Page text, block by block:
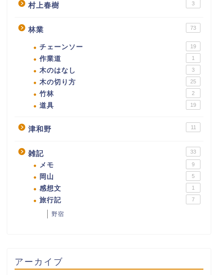
村上春樹 3
林業 73
チェーンソー 19
作業道 1
木のはなし 3
木の切り方 25
竹林 2
道具 19
津和野 11
雑記 33
メモ 9
岡山 5
感想文 1
旅行記 7
野宿
アーカイブ